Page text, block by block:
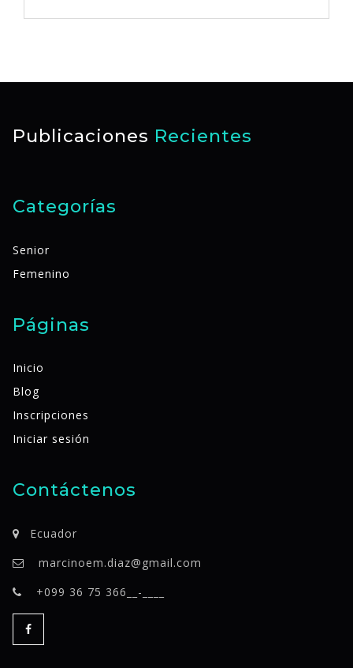
Publicaciones Recientes
Categorías
Senior
Femenino
Páginas
Inicio
Blog
Inscripciones
Iniciar sesión
Contáctenos
Ecuador
marcinoem.diaz@gmail.com
+099 36 75 366__-____